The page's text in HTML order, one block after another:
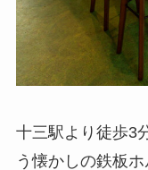
十三駅より徒歩3
う懐かしの鉄板